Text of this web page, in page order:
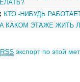
КТО -НИБУДЬ
КАКОМ ЭТАЖЕ ЖИТЬ
RSS экспорт по этой